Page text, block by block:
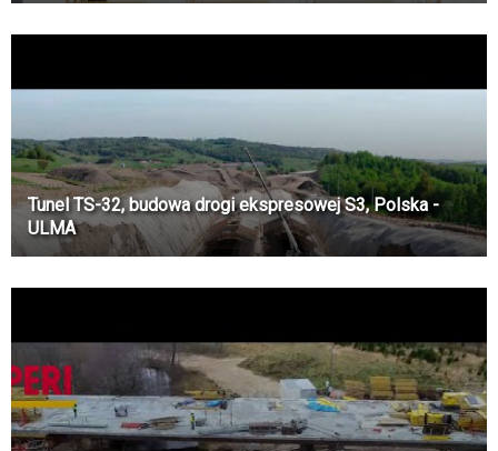
Tunel TS-32, budowa drogi ekspresowej S3, Polska -
ULMA